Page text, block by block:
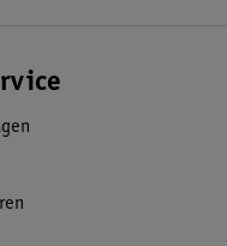
zorgeloze en effectieve